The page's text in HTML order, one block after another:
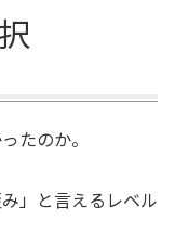
たのか。
」と言えるレベル